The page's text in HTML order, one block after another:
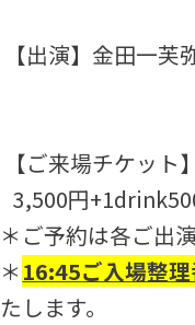
【出演】金田一芙
【ご来場チケット
3,500円
＊ご予約は各ご出
＊ 16:45ご入場整
たします。